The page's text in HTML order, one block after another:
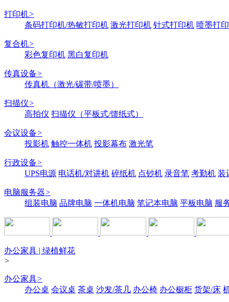
打印机>
条码打印机/热敏打印机 激光打印机 针式打印机 喷墨打
复合机>
彩色复印机 黑白复印机
传真设备>
传真机（激光/碳带/喷墨）
扫描仪>
高拍仪 扫描仪（平板式/馈纸式）
会议设备>
投影机 触控一体机 投影幕布 激光笔
行政设备>
UPS电源 电话机/对讲机 碎纸机 点钞机 录音笔 考勤机 装
电脑服务器>
组装电脑 品牌电脑 一体机电脑 笔记本电脑 平板电脑 服
办公家具 | 绿植鲜花
>
办公家具>
办公桌 会议桌 茶桌 沙发/茶几 办公椅 办公橱柜 货架/床